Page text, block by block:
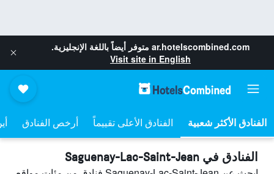
ar.hotelscombined.com متوفر أيضاً باللغة الإنجليزية.
Visit site in English
الفنادق الأعلى تقييماً أرخص الفنادق
الفنادق في Saguenay-Lac-Saint-Jean